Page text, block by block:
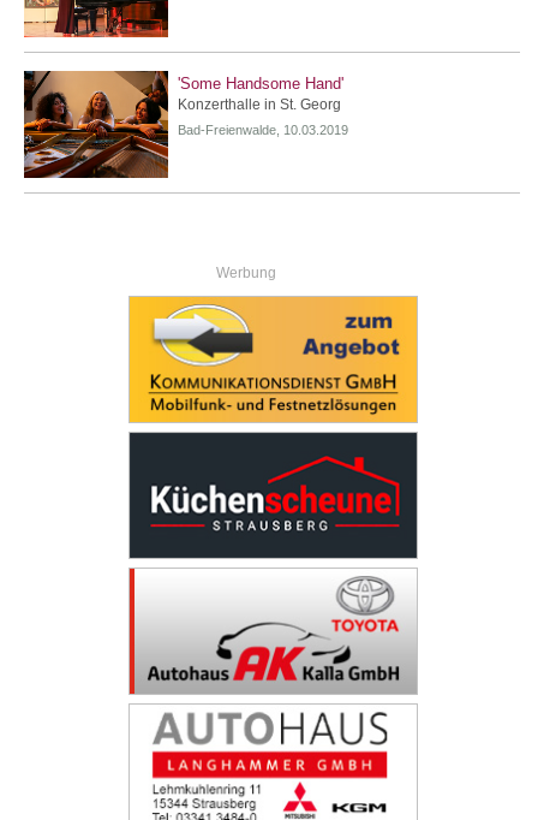
'Some Handsome Hand'
Konzerthalle in St. Georg
Bad-Freienwalde, 10.03.2019
Werbung